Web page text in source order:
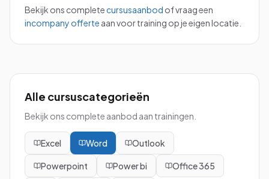
Bekijk ons completecursusaanbod of vraag een
incompany offerte aan voor training op je eigen locatie.
Alle cursuscategorieën
Bekijk ons complete aanbod aan trainingen.
Excel Word Outlook
Powerpoint Power bi Office 365